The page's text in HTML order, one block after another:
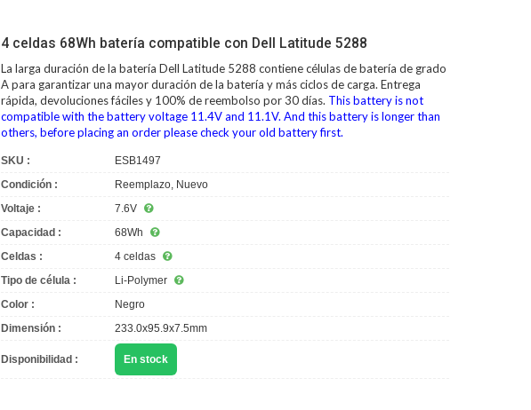
4 celdas 68Wh batería compatible con Dell Latitude 5288
La larga duración de labatería Dell Latitude 5288 contiene células de batería de grado
A para garantizar una mayor duración de la batería y más ciclos de carga. Entrega
rápida, devoluciones fáciles y 100% de reembolso por 30 días. This battery is not
compatible with the battery voltage 11.4V and 11.1V. And this battery is longer than
others, before placing an order please check your old battery first.
SKU :
ESB1497
Condición :
Reemplazo, Nuevo
Voltaje :
7.6V
Capacidad :
68Wh
Celdas :
4 celdas
Tipo de célula :
Li-Polymer
Color :
Negro
Dimensión :
233.0x95.9x7.5mm
Disponibilidad : En stock